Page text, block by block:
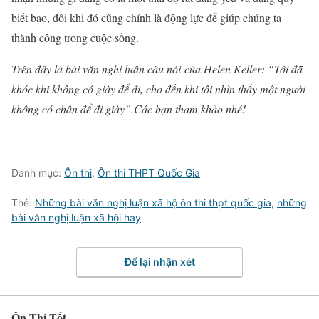
biết bao, đôi khi đó cũng chính là động lực để giúp chúng ta
thành công trong cuộc sống.
Trên đây là bài văn nghị luận câu nói của Helen Keller: “Tôi đã
khóc khi không có giày để đi, cho đến khi tôi nhìn thấy một người
không có chân để đi giày”.Các bạn tham khảo nhé!
Danh mục: Ôn thi, Ôn thi THPT Quốc Gia
Thẻ: Những bài văn nghị luận xã hộ ôn thi thpt quốc gia, những
bài văn nghị luận xã hội hay
Để lại nhận xét